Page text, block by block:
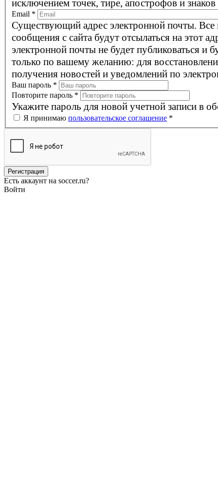
исключением точек, тире, апострофов и
Email *
Существующий адрес электронной почты. Все
сообщения с сайта будут отсылаться на этот
электронной почты не будет публиковаться и
только по вашему желанию: для
получения новостей и уведомлений по
Ваш пароль *
Повторите пароль *
Укажите пароль для новой учетной записи в
Я принимаю пользовательское соглашение *
Есть аккаунт на soccer.ru?
Войти